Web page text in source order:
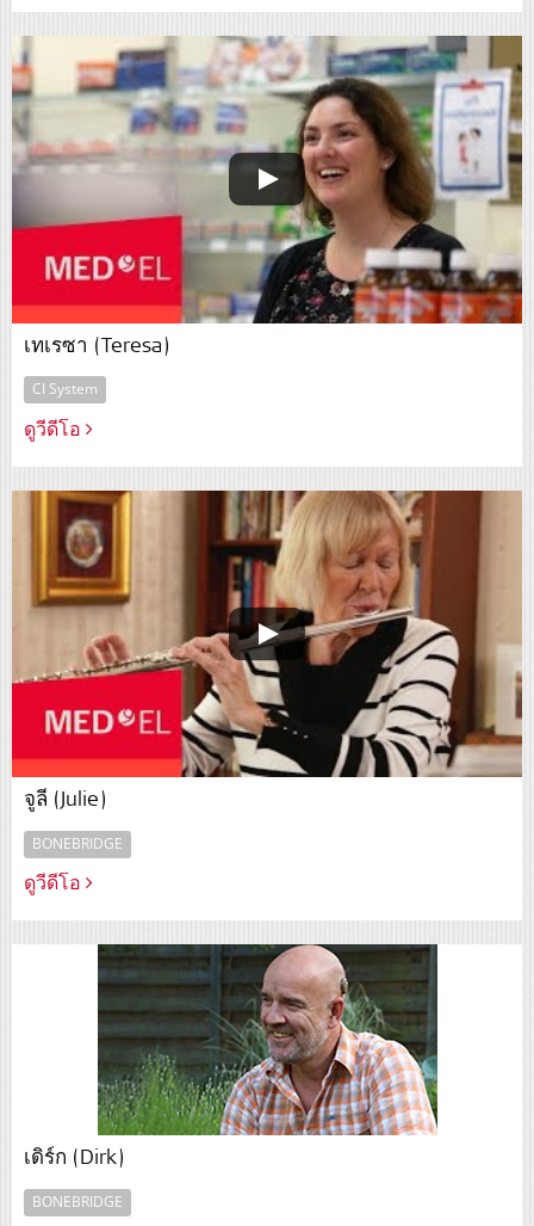
เทเรซา (Teresa)
CI System
ดูวีดีโอ
จูลี (Julie)
BONEBRIDGE
ดูวีดีโอ
เดิร์ก (Dirk)
BONEBRIDGE